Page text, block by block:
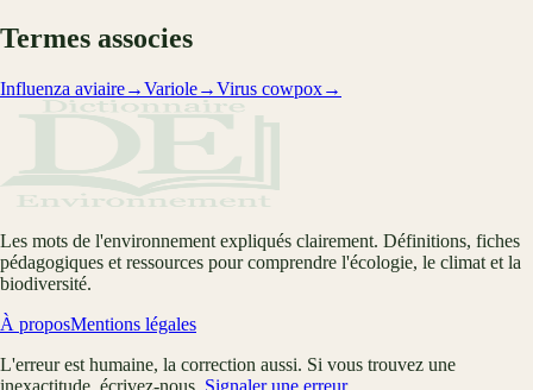
Termes associes
Influenza aviaire→Variole→Virus cowpox→
Les mots de l'environnement expliqués clairement. Définitions, fiches
pédagogiques et ressources pour comprendre l'écologie, le climat et la
biodiversité.
À proposMentions légales
L'erreur est humaine, la correction aussi. Si vous trouvez une
inexactitude, écrivez-nous. Signaler une erreur